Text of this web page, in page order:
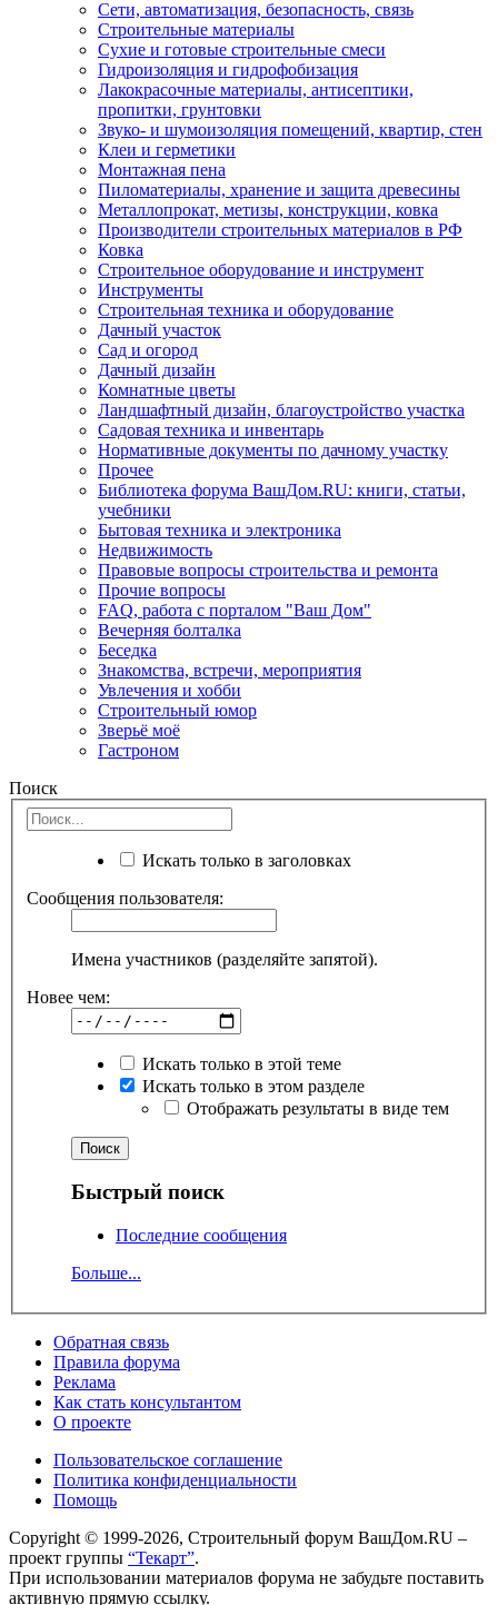
Сети, автоматизация, безопасность, связь
Строительные материалы
Сухие и готовые строительные смеси
Гидроизоляция и гидрофобизация
Лакокрасочные материалы, антисептики,
пропитки, грунтовки
Звуко- и шумоизоляция помещений, квартир, стен
Клеи и герметики
Монтажная пена
Пиломатериалы, хранение и защита древесины
Металлопрокат, метизы, конструкции, ковка
Производители строительных материалов в РФ
Ковка
Строительное оборудование и инструмент
Инструменты
Строительная техника и оборудование
Дачный участок
Сад и огород
Дачный дизайн
Комнатные цветы
Ландшафтный дизайн, благоустройство участка
Садовая техника и инвентарь
Нормативные документы по дачному участку
Прочее
Библиотека форума ВашДом.RU: книги, статьи,
учебники
Бытовая техника и электроника
Недвижимость
Правовые вопросы строительства и ремонта
Прочие вопросы
FAQ, работа с порталом "Ваш Дом"
Вечерняя болталка
Беседка
Знакомства, встречи, мероприятия
Увлечения и хобби
Строительный юмор
Зверьё моё
Гастроном
Поиск
Искать только в заголовках
Сообщения пользователя:
Имена участников (разделяйте запятой).
Новее чем:
Искать только в этой теме
Искать только в этом разделе
Отображать результаты в виде тем
Быстрый поиск
Последние сообщения
Больше...
Обратная связь
Правила форума
Реклама
Как стать консультантом
О проекте
Пользовательское соглашение
Политика конфиденциальности
Помощь
Copyright © 1999-2026, Строительный форум ВашДом.RU –
проект группы “Текарт”.
При использовании материалов форума не забудьте поставить
активную прямую ссылку.